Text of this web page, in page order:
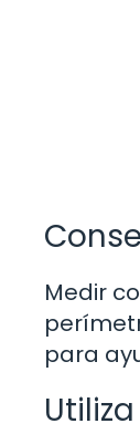
Medir
para